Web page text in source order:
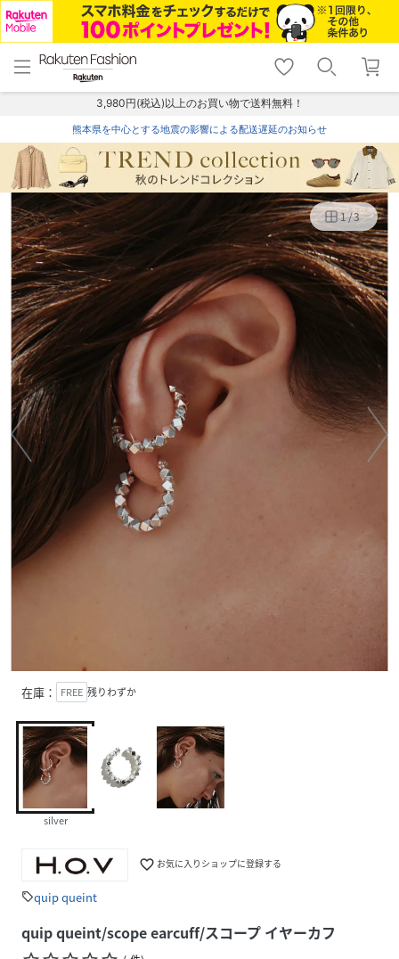
menu home
トップ
shopping_cart lock_outline
ログイン
3,980円(税込)以上のお買い物で送料無料！
熊本県を中心とする地震の影響による配送遅延のお知らせ
1/3
在庫： FREE 残りわずか
silver
favorite_border お気に入りショップに登録する
sellquip queint
quip queint/scope earcuff/スコープ イヤーカフ